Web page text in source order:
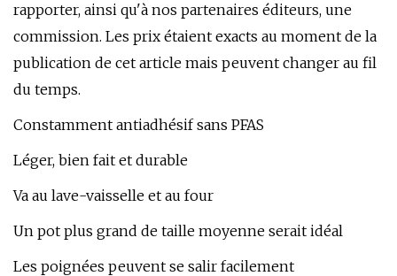
rapporter, ainsi qu'à nos partenaires éditeurs, une
commission. Les prix étaient exacts au moment de la
publication de cet article mais peuvent changer au fil
du temps.
Constamment antiadhésif sans PFAS
Léger, bien fait et durable
Va au lave-vaisselle et au four
Un pot plus grand de taille moyenne serait idéal
Les poignées peuvent se salir facilement